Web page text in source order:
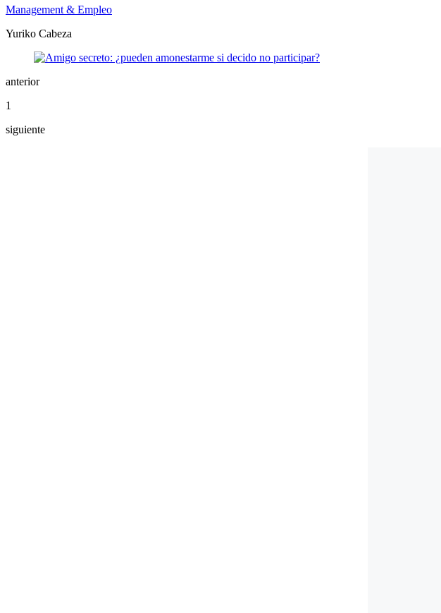
Management & Empleo
Yuriko Cabeza
anterior
1
siguiente